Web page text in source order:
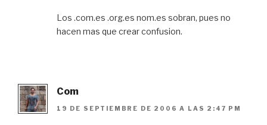
Los .com.es .org.es nom.es sobran, pues no
hacen mas que crear confusion.
Com
19 DE SEPTIEMBRE DE 2006 A LAS 2:47 PM